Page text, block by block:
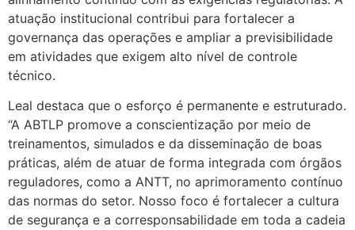
atuação institucional contribui para fortalecer a
governança das operações e ampliar a previsibilidade
em atividades que exigem alto nível de controle
técnico.
Leal destaca que o esforço é permanente e estruturado.
“A ABTLP promove a conscientização por meio de
treinamentos, simulados e da disseminação de boas
práticas, além de atuar de forma integrada com órgãos
reguladores, como a ANTT, no aprimoramento contínuo
das normas do setor. Nosso foco é fortalecer a cultura
de segurança e a corresponsabilidade em toda a cadeia